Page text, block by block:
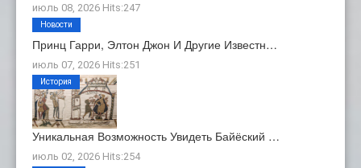
июль 08, 2026 Hits:247
Принц Гарри, Элтон Джон И Другие Известн…
июль 07, 2026 Hits:251
Новости
Уникальная Возможность Увидеть Байёский …
июль 02, 2026 Hits:254
История